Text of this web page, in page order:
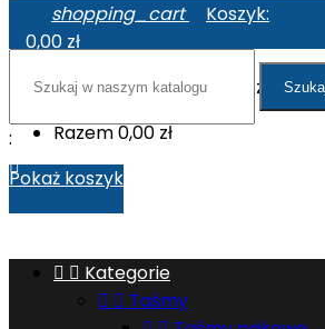
shopping_cart
Koszyk:
0,00 zł
W koszyku nie ma jeszcze
Razem0,00 zł
Pokaż koszyk
:

  Kategorie
  Taśmy